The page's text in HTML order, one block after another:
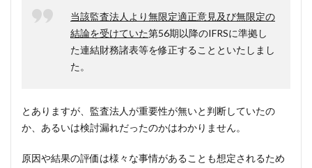
当該監査法人より無限定適正意見及び無限定の
結論を受けていた第56期以降のIFRSに準拠し
た連結財務諸表等を修正することといたしまし
た。
とありますが、監査法人が重要性が無いと判断していたの
か、あるいは検討漏れだったのかはわかりません。
原因や結果の評価は様々な事情があることも想定されるため